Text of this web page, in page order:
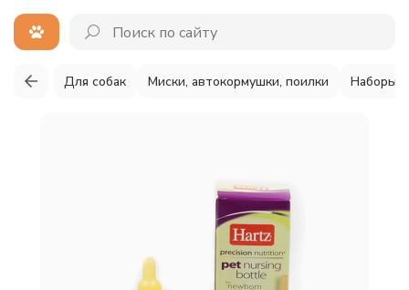
Для собак Миски, автокормушки, поилки Наборы